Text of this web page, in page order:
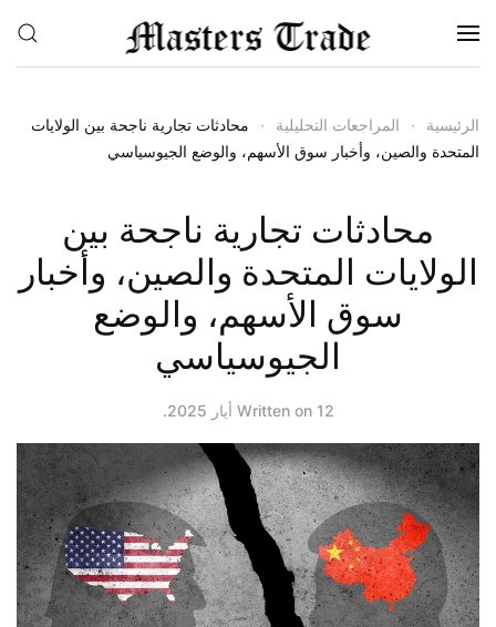
Skip to main content
الرئيسية المراجعات التحليلية
محادثات تجارية ناجحة بين الولايات
المتحدة والصين، وأخبار سوق الأسهم، والوضع الجيوسياسي
محادثات تجارية ناجحة بين
الولايات المتحدة والصين، وأخبار
سوق الأسهم، والوضع
الجيوسياسي
Written on 12 أيار 2025 .